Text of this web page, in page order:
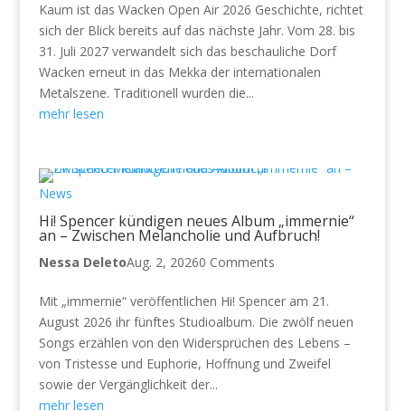
Kaum ist das Wacken Open Air 2026 Geschichte, richtet
sich der Blick bereits auf das nächste Jahr. Vom 28. bis
31. Juli 2027 verwandelt sich das beschauliche Dorf
Wacken erneut in das Mekka der internationalen
Metalszene. Traditionell wurden die...
mehr lesen
News
Hi! Spencer kündigen neues Album „immernie“
an – Zwischen Melancholie und Aufbruch!
Nessa DeletoAug. 2, 20260 Comments
Mit „immernie“ veröffentlichen Hi! Spencer am 21.
August 2026 ihr fünftes Studioalbum. Die zwölf neuen
Songs erzählen von den Widersprüchen des Lebens –
von Tristesse und Euphorie, Hoffnung und Zweifel
sowie der Vergänglichkeit der...
mehr lesen